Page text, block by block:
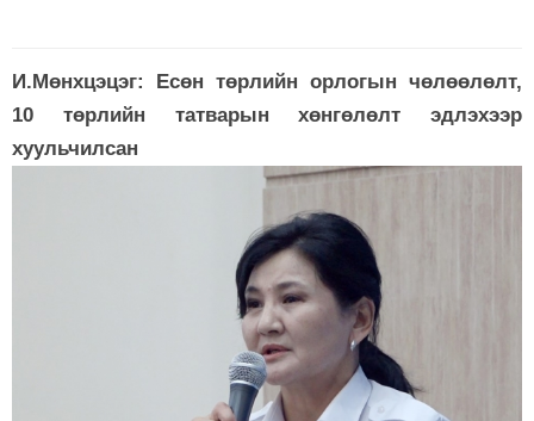
И.Мөнхцэцэг: Есөн төрлийн орлогын чөлөөлөлт,
10 төрлийн татварын хөнгөлөлт эдлэхээр
хуульчилсан